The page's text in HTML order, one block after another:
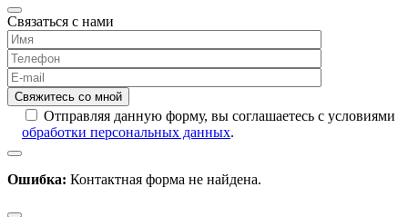
Связаться с нами
Отправляя данную форму, вы соглашаетесь с условиями
обработки персональных данных.
Ошибка: Контактная форма не найдена.